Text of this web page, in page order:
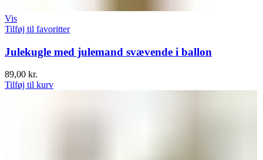
Vis
Tilføj til favoritter
Julekugle med julemand svævende i ballon
89,00 kr.
Tilføj til kurv